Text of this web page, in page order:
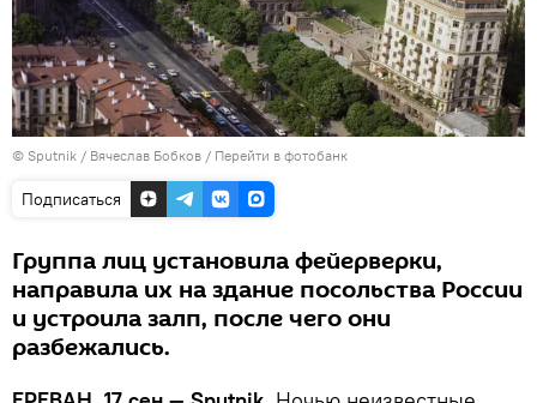
© Sputnik / Вячеслав Бобков / Перейти в фотобанк
Подписаться
Группа лиц установила фейерверки,
направила их на здание посольства России
и устроила залп, после чего они
разбежались.